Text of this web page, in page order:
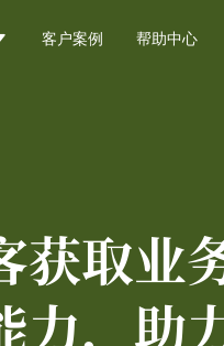
客户案例 帮助中心
获取业
力，助